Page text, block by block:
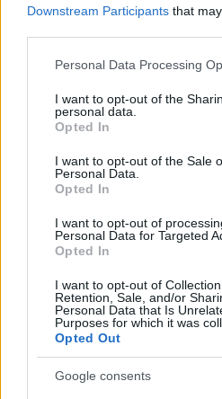
Downstream Participants that
Please note that this website/app
not limited to your visit or usage
grant or deny consent to Google
use your data for below specified
consent section.
Personal Data Processing
I want to opt-out of the
personal data.
Opted In
I want to opt-out of the Sale
Personal Data.
Opted In
I want to opt-out of
Personal Data for Targeted
Opted In
I want to opt-out of
Retention, Sale, and/or
Personal Data that Is
Purposes for which it was
Opted Out
Google consents